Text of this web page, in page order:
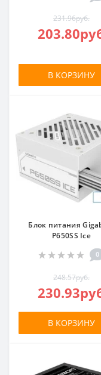
231.96руб.
В КОРЗИНУ
Блок питания
P650SS Ice
0
248.57руб.
В КОРЗИНУ